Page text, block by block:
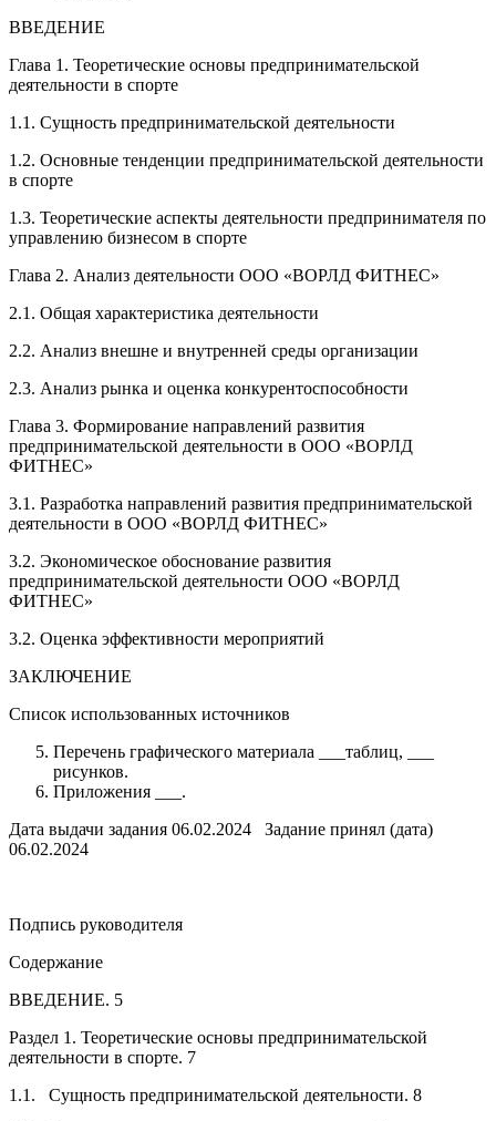
ВВЕДЕНИЕ
Глава 1. Теоретические основы предпринимательской
деятельности в спорте
1.1. Сущность предпринимательской деятельности
1.2. Основные тенденции предпринимательской деятельности
в спорте
1.3. Теоретические аспекты деятельности предпринимателя по
управлению бизнесом в спорте
Глава 2. Анализ деятельности ООО «ВОРЛД ФИТНЕС»
2.1. Общая характеристика деятельности
2.2. Анализ внешне и внутренней среды организации
2.3. Анализ рынка и оценка конкурентоспособности
Глава 3. Формирование направлений развития
предпринимательской деятельности в ООО «ВОРЛД
ФИТНЕС»
3.1. Разработка направлений развития предпринимательской
деятельности в ООО «ВОРЛД ФИТНЕС»
3.2. Экономическое обоснование развития
предпринимательской деятельности ООО «ВОРЛД
ФИТНЕС»
3.2. Оценка эффективности мероприятий
ЗАКЛЮЧЕНИЕ
Список использованных источников
Перечень графического материала ___таблиц, ___
рисунков.
Приложения ___.
Дата выдачи задания 06.02.2024 Задание принял (дата)
06.02.2024
Подпись руководителя
Содержание
ВВЕДЕНИЕ. 5
Раздел 1. Теоретические основы предпринимательской
деятельности в спорте. 7
1.1. Сущность предпринимательской деятельности. 8